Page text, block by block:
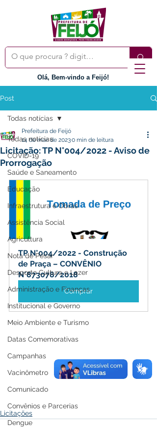
Olá, Bem-vindo a Feijó!
Post
Todas notícias
COVID-19
Saúde e Saneamento
Educação
Infraestrutura e Obras
Assistência Social
Agricultura
Nota de Pesar
Desporto Cultura e Lazer
Administração e Finanças
Institucional e Governo
Meio Ambiente e Turismo
Datas Comemorativas
Campanhas
Vacinômetro
Comunicado
Convênios e Parcerias
Dengue
Todas notícias
Licitação: TP N°004/2022 - Aviso de
Prorrogação
Prefeitura de Feijó
14 de mar. de 20230 min de leitura
TP N°004/2022 - Construção
de Praça – CONVÊNIO
N°873078/2018
Comprar
Licitações